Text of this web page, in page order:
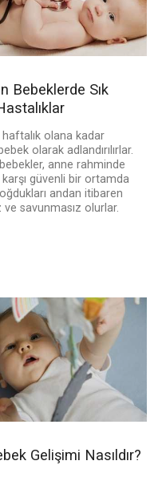
Bebeklerde Sık
haftalık olana kadar
olarak adlandırılırlar.
anne rahminde
karşı güvenli bir ortamda
andan itibaren
ve savunmasız olurlar.
Gelişimi Nasıldır?